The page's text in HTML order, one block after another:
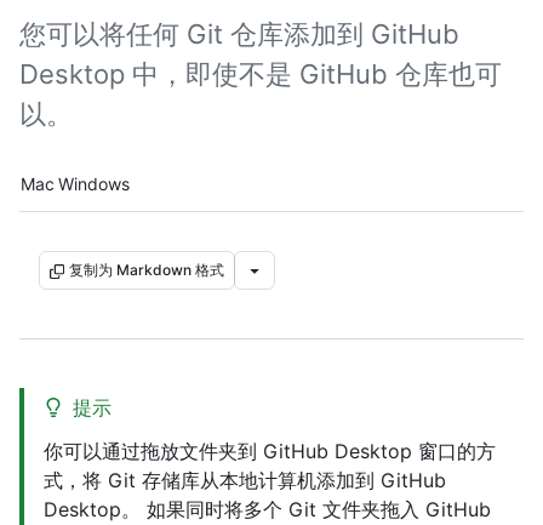
您可以将任何 Git 仓库添加到 GitHub
Desktop 中，即使不是 GitHub 仓库也可
以。
Platform navigation
Mac Windows
复制为 Markdown 格式
提示
你可以通过拖放文件夹到 GitHub Desktop 窗口的方
式，将 Git 存储库从本地计算机添加到 GitHub
Desktop。 如果同时将多个 Git 文件夹拖入 GitHub